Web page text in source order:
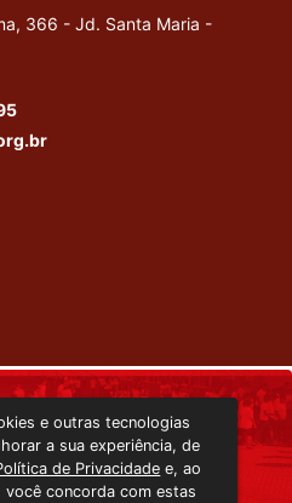
366 - Jd. Santa Maria -
ON-LINE
SESI-SP
AO ACERVO
e outras tecnologias
a sua experiência, de
de Privacidade e, ao
você concorda com estas